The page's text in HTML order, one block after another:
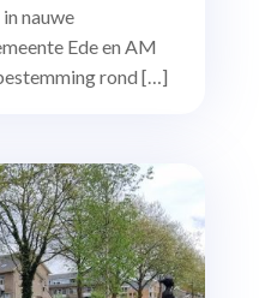
nauwe
Ede en AM
rond […]